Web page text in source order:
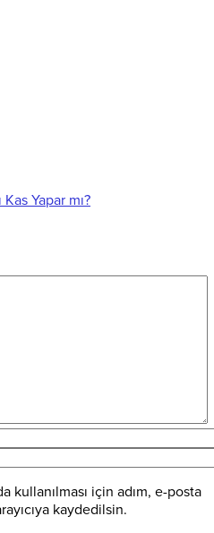
Yapar mı?
kullanılması için adım, e-posta
kaydedilsin.